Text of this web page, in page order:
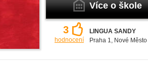
Více o škole
3
hodnocení
LINGUA SANDY
Praha 1, Nové Město